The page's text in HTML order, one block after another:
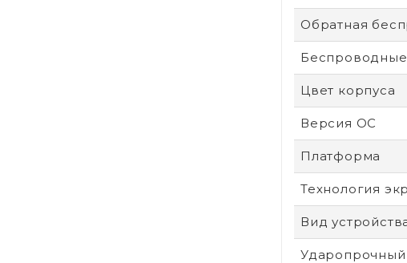
Обратная
Цвет корпуса
Версия ОС
Платформа
Технология
Вид
Ударопрочный